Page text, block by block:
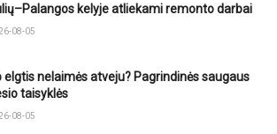
kelyje atliekami remonto darbai
08-05
elgtis nelaimės atveju? Pagrindinės saugaus
taisyklės
08-05